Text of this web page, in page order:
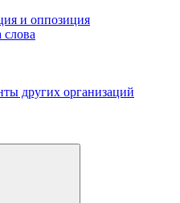
и оппозиция
слова
других организаций